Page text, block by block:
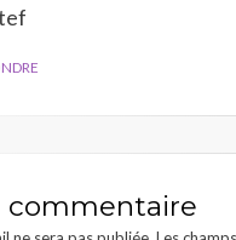
commentaire